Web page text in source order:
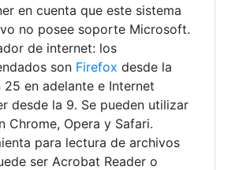
en cuenta que este sistema
no posee soporte Microsoft.
de internet: los
son Firefox desde la
25 en adelante e Internet
desde la 9. Se pueden utilizar
Chrome, Opera y Safari.
para lectura de archivos
ser Acrobat Reader o